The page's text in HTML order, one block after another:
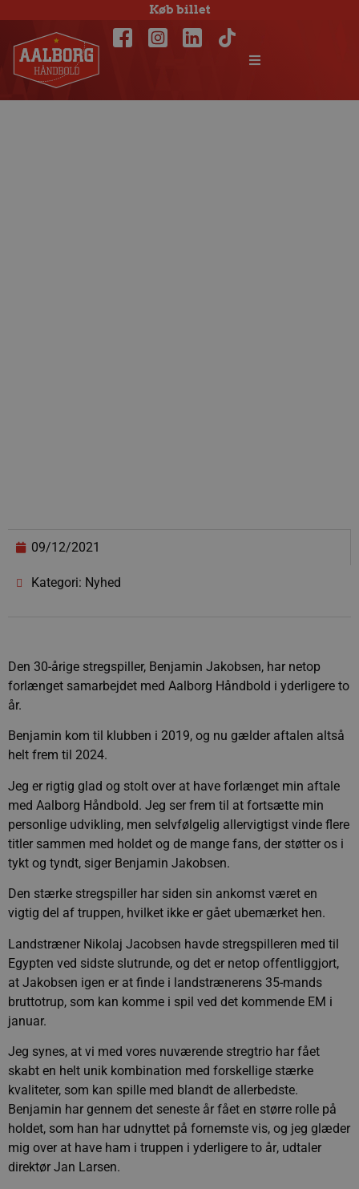
Køb billet
09/12/2021
Kategori: Nyhed
Den 30-årige stregspiller, Benjamin Jakobsen, har netop
forlænget samarbejdet med Aalborg Håndbold i yderligere to
år.
Benjamin kom til klubben i 2019, og nu gælder aftalen altså
helt frem til 2024.
Jeg er rigtig glad og stolt over at have forlænget min aftale
med Aalborg Håndbold. Jeg ser frem til at fortsætte min
personlige udvikling, men selvfølgelig allervigtigst vinde flere
titler sammen med holdet og de mange fans, der støtter os i
tykt og tyndt, siger Benjamin Jakobsen.
Den stærke stregspiller har siden sin ankomst været en
vigtig del af truppen, hvilket ikke er gået ubemærket hen.
Landstræner Nikolaj Jacobsen havde stregspilleren med til
Egypten ved sidste slutrunde, og det er netop offentliggjort,
at Jakobsen igen er at finde i landstrænerens 35-mands
bruttotrup, som kan komme i spil ved det kommende EM i
januar.
Jeg synes, at vi med vores nuværende stregtrio har fået
skabt en helt unik kombination med forskellige stærke
kvaliteter, som kan spille med blandt de allerbedste.
Benjamin har gennem det seneste år fået en større rolle på
holdet, som han har udnyttet på fornemste vis, og jeg glæder
mig over at have ham i truppen i yderligere to år, udtaler
direktør Jan Larsen.